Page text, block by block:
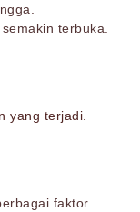
terbuka.
yang terjadi.
faktor.